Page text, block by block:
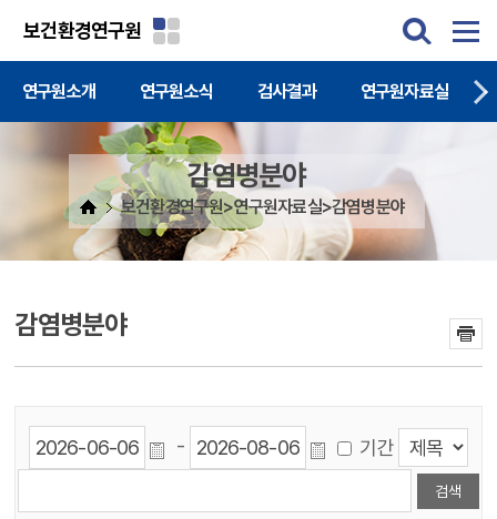
보건환경연구원
연구원소개 연구원소식 검사결과 연구원자료실
감염병분야
보건환경연구원>연구원자료실>감염병분야
감염병분야
- 기간